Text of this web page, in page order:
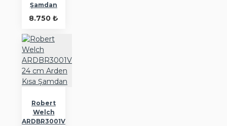
Şamdan
8.750 ₺
Robert
Welch
ARDBR3001V